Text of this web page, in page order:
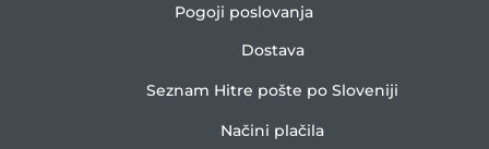
Pogoji poslovanja
Dostava
Seznam Hitre pošte po Sloveniji
Načini plačila